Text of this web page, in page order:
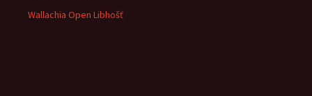
Wallachia Open Libhošť